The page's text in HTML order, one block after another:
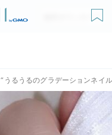
無料ダウンロード
“うるうるのグラデーションネイ